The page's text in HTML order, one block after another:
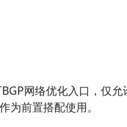
网络优化入口，仅允
前置搭配使用。